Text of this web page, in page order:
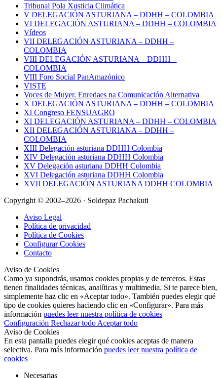
Tribunal Pola Xusticia Climática
V DELEGACIÓN ASTURIANA – DDHH – COLOMBIA
VI DELEGACIÓN ASTURIANA – DDHH – COLOMBIA
Vídeos
VII DELEGACIÓN ASTURIANA – DDHH –
COLOMBIA
VIII DELEGACIÓN ASTURIANA – DDHH –
COLOMBIA
VIII Foro Social PanAmazónico
VISTE
Voces de Muyer. Enredaes na Comunicación Alternativa
X DELEGACIÓN ASTURIANA – DDHH – COLOMBIA
XI Congreso FENSUAGRO
XI DELEGACIÓN ASTURIANA – DDHH – COLOMBIA
XII DELEGACIÓN ASTURIANA – DDHH –
COLOMBIA
XIII Delegación asturiana DDHH Colombia
XIV Delegación asturiana DDHH Colombia
XV Delegación asturiana DDHH Colombia
XVI Delegación asturiana DDHH Colombia
XVII DELEGACIÓN ASTURIANA DDHH COLOMBIA
Copyright © 2002–2026 · Soldepaz Pachakuti
Aviso Legal
Política de privacidad
Política de Cookies
Configurar Cookies
Contacto
Aviso de Cookies
Como ya supondrás, usamos cookies propias y de terceros. Estas
tienen finalidades técnicas, analíticas y multimedia. Si te parece bien,
simplemente haz clic en «Aceptar todo». También puedes elegir qué
tipo de cookies quieres haciendo clic en «Configurar». Para más
información puedes leer nuestra política de cookies
Configuración Rechazar todo Aceptar todo
Aviso de Cookies
En esta pantalla puedes elegir qué cookies aceptas de manera
selectiva. Para más información puedes leer nuestra política de
cookies
Necesarias